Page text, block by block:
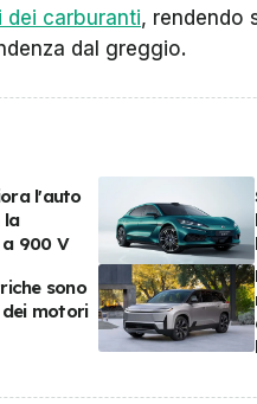
dei carburanti, rendendo
dal greggio.
l'auto
la
900 V
sono
motori